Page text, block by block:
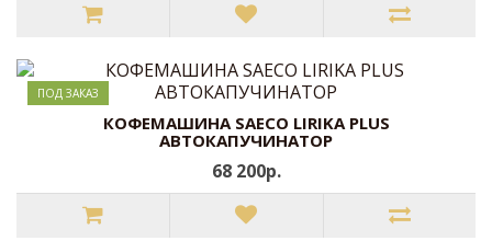
ПОД ЗАКАЗ
КОФЕМАШИНА SAECO LIRIKA PLUS
АВТОКАПУЧИНАТОР
68 200р.